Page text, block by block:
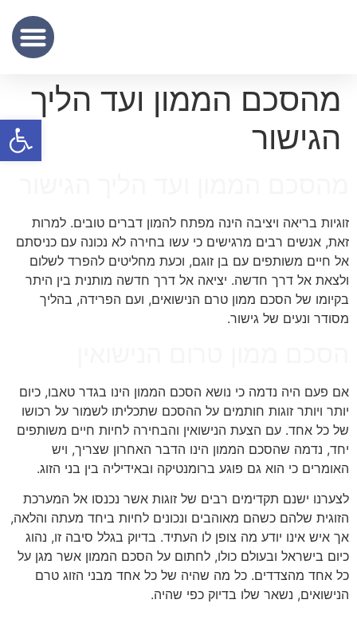
מהסכם הממון ועד הליך
הגישור
זוגיות בריאה ויציבה הינה מפתח להמון דברים טובים. למרות
זאת, אנשים רבים מרגישים כי עשו בחירה לא נכונה עם כניסתם
אל חיים משותפים עם בן זוגם, וכעת מחליטים להפרד לשלום
ולצאת אל דרך חדשה. יציאה אל דרך חדשה מותנית בין היתר
בקיומו של הסכם ממון טרם הנישואים, ועם הפרידה, בהליך
מסודר ונעים של גישור.
אם פעם היה נדמה כי נושא הסכם הממון הינו בגדר טאבו, כיום
יותר ויותר זוגות חותמים על ההסכם שתכליתו לשמור על רכושו
של כל אחד. עם הצעת הנישואין והבחירה לחיות חיים משותפים
יחד, נדמה שהסכם הממון הינו הדבר האחרון שצריך, ויש
האומרים כי הוא גם פוגע ברומנטיקה ובאידיליה בין בני הזוג.
לצערנו ישנם תקדימים רבים של זוגות אשר נכנסו אל המערכת
הזוגית שלהם כשהם מאוהבים ונכונים לחיות ביחד מעתה והלאה,
אך איש אינו יודע מה צופן לו העתיד. בדיוק בגלל סיבה זו, נהוג
כיום בישראל ובעולם כולו, לחתום על הסכם הממון אשר מגן על
כל אחד מהצדדים. כל מה שהיה של כל אחד מבני הזוג טרם
הנישואים, נשאר שלו בדיוק כפי שהיה.
פתח